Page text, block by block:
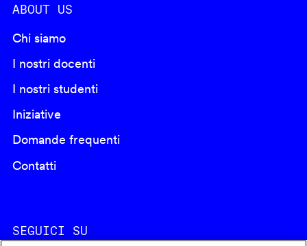
ABOUT US
Chi siamo
I nostri docenti
I nostri studenti
Iniziative
Domande frequenti
Contatti
SEGUICI SU